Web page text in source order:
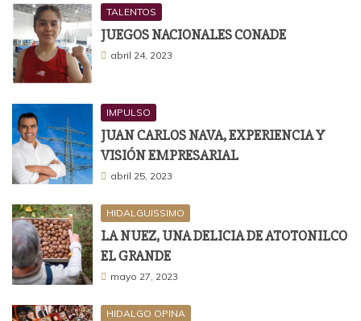
TALENTOS
JUEGOS NACIONALES CONADE
abril 24, 2023
IMPULSO
JUAN CARLOS NAVA, EXPERIENCIA Y
VISIÓN EMPRESARIAL
abril 25, 2023
HIDALGUISSIMO
LA NUEZ, UNA DELICIA DE ATOTONILCO
EL GRANDE
mayo 27, 2023
HIDALGO OPINA